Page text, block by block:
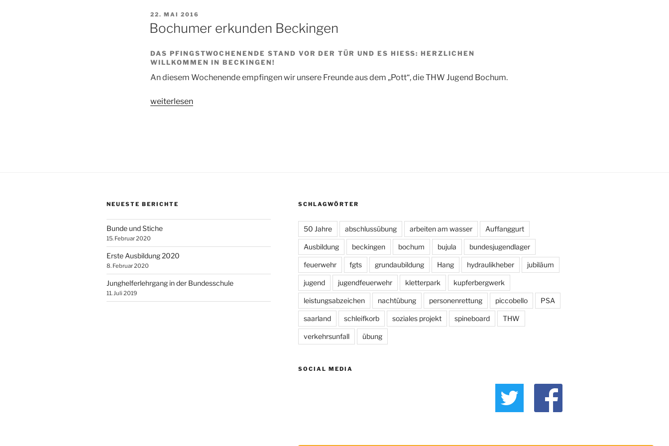
VERÖFFENTLICHT
AM
22. MAI 2016
Bochumer erkunden Beckingen
DAS PFINGSTWOCHENENDE STAND VOR DER TÜR UND ES HIESS: HERZLICHEN W
ILLKOMMEN IN BECKINGEN!
An diesem Wochenende empfingen wir unsere Freunde aus dem „Pott“, die THW Jugend Bochum.
„Bochumer
weiterlesen
NEUESTE BERICHTE
Bunde und Stiche
15. Februar 2020
Erste Ausbildung 2020
8. Februar 2020
Junghelferlehrgang in der Bundesschule
11. Juli 2019
SCHLAGWÖRTER
50 Jahre abschlussübung arbeiten am wasser Auffanggurt
Ausbildung beckingen bochum bujula bundesjugendlager
feuerwehr fgts grundaubildung Hang hydraulikheber jubiläum
jugend jugendfeuerwehr kletterpark kupferbergwerk
leistungsabzeichen nachtübung personenrettung piccobello PSA
saarland schleifkorb soziales projekt spineboard THW
verkehrsunfall übung
SOCIAL MEDIA